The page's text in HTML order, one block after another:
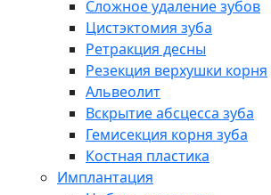
Сложное удаление зубов
Цистэктомия зуба
Ретракция десны
Резекция верхушки корня
Альвеолит
Вскрытие абсцесса зуба
Гемисекция корня зуба
Костная пластика
Имплантация